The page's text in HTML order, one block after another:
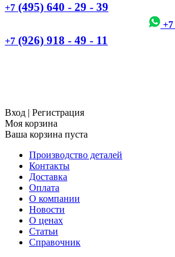
+7 (495) 640 - 29 - 39
+7
+7 (926) 918 - 49 - 11
Вход | Регистрация
Моя корзина
Ваша корзина пуста
Производство деталей
Контакты
Доставка
Оплата
О компании
Новости
О ценах
Статьи
Справочник